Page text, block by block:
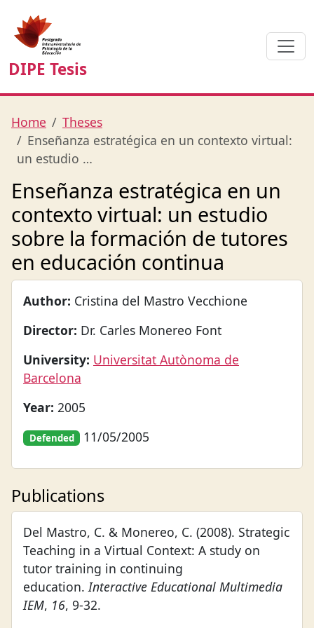
DIPE Tesis
Home
Theses
Enseñanza estratégica en un contexto virtual:
un estudio …
Enseñanza estratégica en un
contexto virtual: un estudio
sobre la formación de tutores
en educación continua
Author: Cristina del Mastro Vecchione
Director: Dr. Carles Monereo Font
University: Universitat Autònoma de
Barcelona
Year: 2005
Defended 11/05/2005
Publications
Del Mastro, C. & Monereo, C. (2008). Strategic
Teaching in a Virtual Context: A study on
tutor training in continuing
education.Interactive Educational Multimedia
IEM, 16, 9-32.